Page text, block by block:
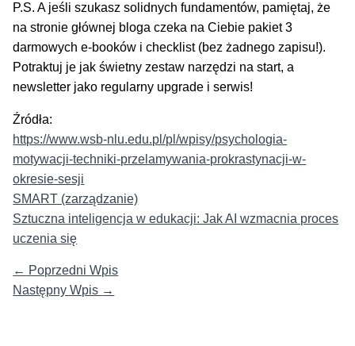
P.S. A jeśli szukasz solidnych fundamentów, pamiętaj, że
na stronie głównej bloga czeka na Ciebie pakiet 3
darmowych e-booków i checklist (bez żadnego zapisu!).
Potraktuj je jak świetny zestaw narzędzi na start, a
newsletter jako regularny upgrade i serwis!
Źródła:
https://www.wsb-nlu.edu.pl/pl/wpisy/psychologia-
motywacji-techniki-przelamywania-prokrastynacji-w-
okresie-sesji
SMART (zarządzanie)
Sztuczna inteligencja w edukacji: Jak AI wzmacnia proces
uczenia się
← Poprzedni Wpis
Następny Wpis →